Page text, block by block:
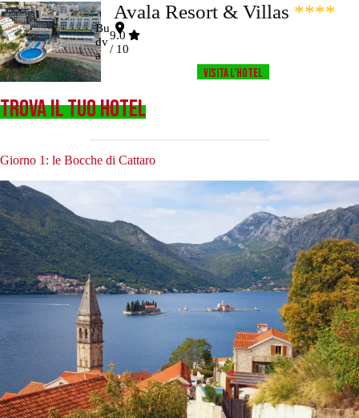
Avala Resort & Villas ****
Bu
dv
a
9.0
/ 10
Visita l’HOTEL
TROVA IL TUO HOTEL
Giorno 1: le Bocche di Cattaro